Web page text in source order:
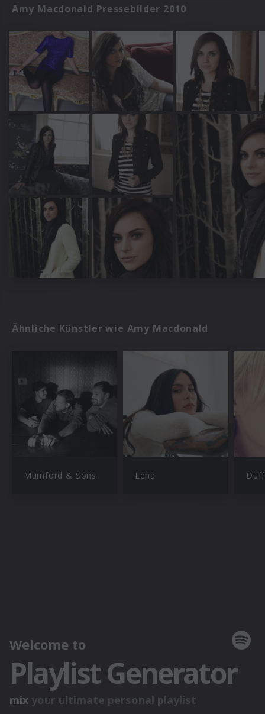
Amy Macdonald Pressebilder 2010
Ähnliche Künstler wie Amy Macdonald
Mumford & Sons Lena